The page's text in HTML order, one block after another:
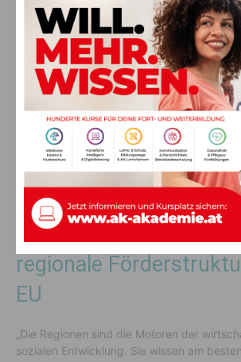
Kärnten kämpft für Erhalt
Förderungen an Regionen
Kärnten kämpft für direkte EU-
weiteres zentrales Anliegen des
Erhalt der direkten EU-Förderungen für
der EU-Kommission, Fördergelder künftig
Nationalstaaten und nicht mehr an die
lehnt Kaiser strikt ab.
Kärnten kämpft für
regionale
EU
„Die Regionen sind die Motoren der
sozialen Entwicklung. Sie wissen am